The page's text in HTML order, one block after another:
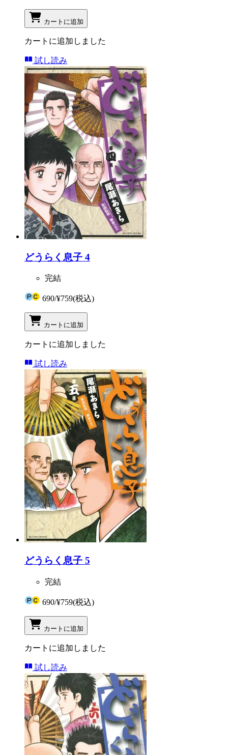
カートに追加
カートに追加しました
試し読み
どうらく息子 4
完結
690/¥759(税込)
カートに追加
カートに追加しました
試し読み
どうらく息子 5
完結
690/¥759(税込)
カートに追加
カートに追加しました
試し読み